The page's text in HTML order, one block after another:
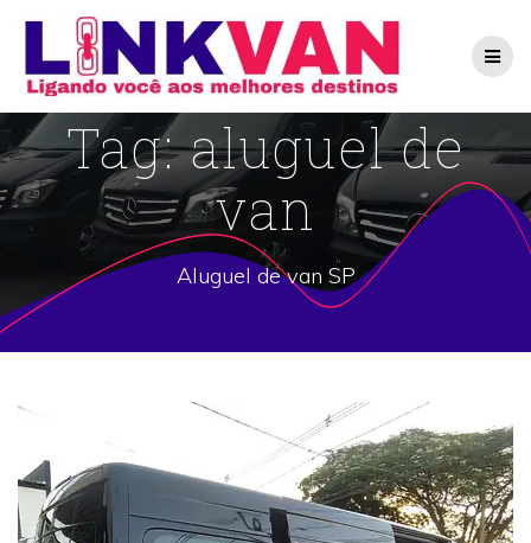
to
content
Tag:aluguel de
van
Aluguel de van SP